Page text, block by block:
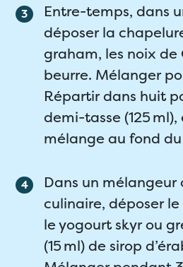
Entre-temps, dans
déposer la
graham, les noix de
beurre. Mélanger
Répartir dans huit
demi-tasse (125
mélange au fond
Dans un mélangeur
culinaire, déposer
le yogourt skyr ou
(15 ml) de sirop